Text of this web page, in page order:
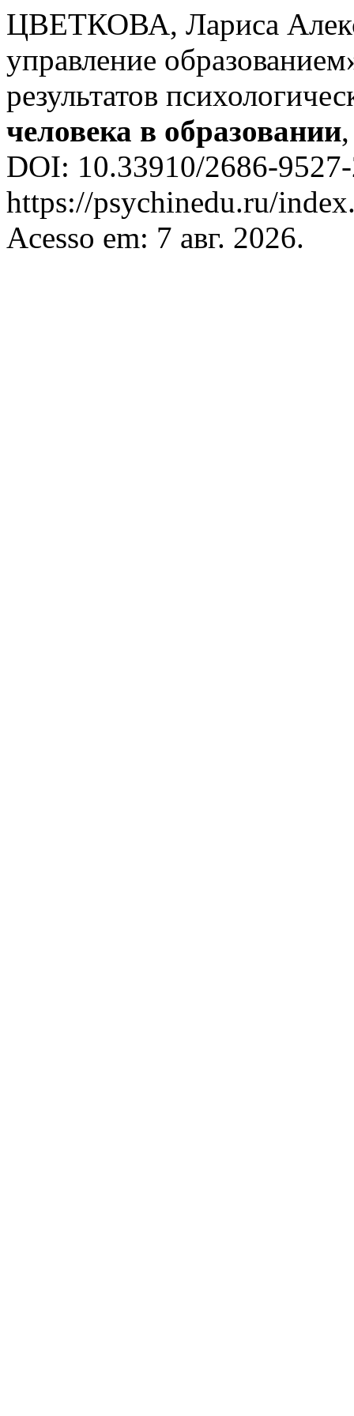
ЦВЕТКОВА, Лариса
управление
результатов
человека в образовании
DOI: 10.33910/2686-
https://psychinedu.ru/
Acesso em: 7 авг. 2026.